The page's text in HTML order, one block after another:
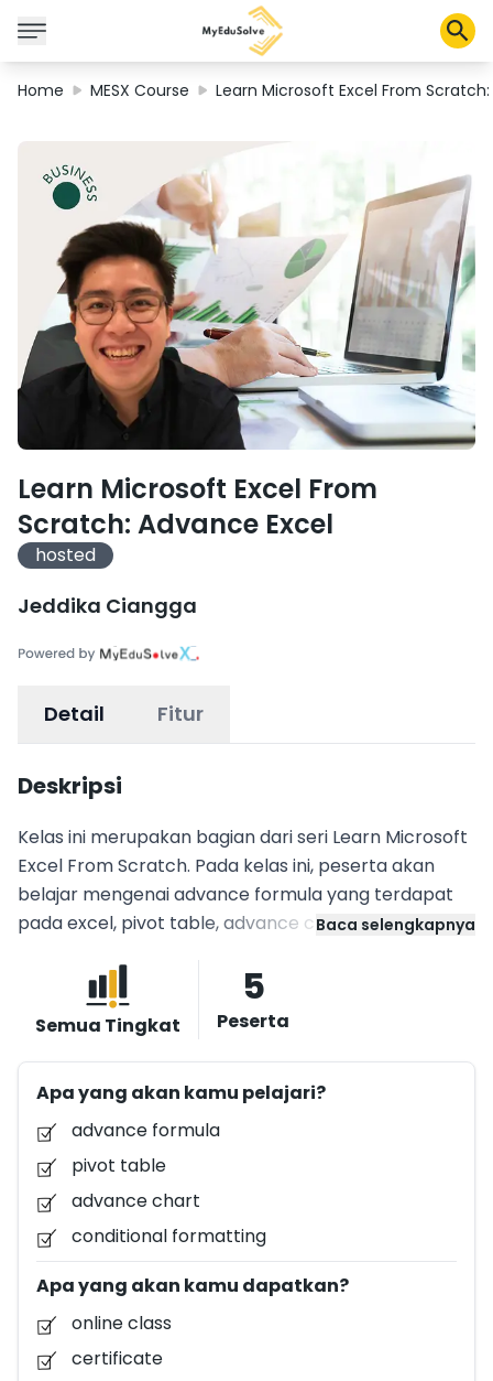
Sertifikasi
Program
Tentang Kami
Shop
Keranjang Saya
Home MESX Course Learn Microsoft Excel From
Learn Microsoft Excel From
Scratch: Advance Excel
hosted
Jeddika Ciangga
Detail Fitur
Deskripsi
Kelas ini merupakan bagian dari seri Learn Microsoft
Excel From Scratch. Pada kelas ini, peserta akan
belajar mengenai advance formula yang terdapat
pada excel, pivot table, advance chart, dan juga
Baca selengkapnya
Semua Tingkat
5
Peserta
Apa yang akan kamu pelajari?
advance formula
pivot table
advance chart
conditional formatting
Apa yang akan kamu dapatkan?
online class
certificate